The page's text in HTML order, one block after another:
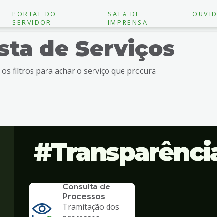
PORTAL DO
SERVIDOR
SALA DE
IMPRENSA
de Serviços
os filtros para achar o serviço que procura
Consulta de
Processos
Tramitação dos